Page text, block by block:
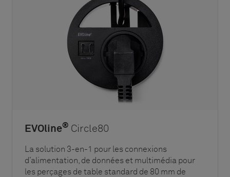
EVOline® Circle80
La solution 3-en-1 pour les connexions
d’alimentation, de données et multimédia pour
les perçages de table standard de 80 mm de